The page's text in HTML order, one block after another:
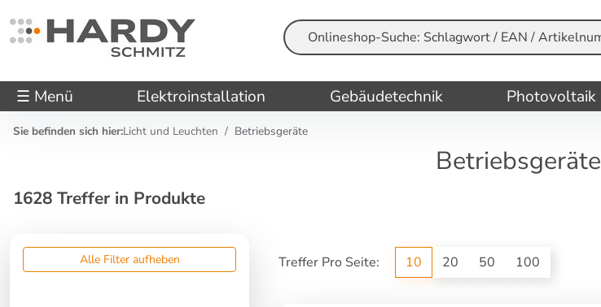
Suche
☰ Menü Elektroinstallation Gebäudetechnik Photovoltaik
Sie befinden sich hier:Licht und Leuchten Betriebsgeräte
Betriebsgeräte
1628 Treffer in Produkte
Alle Filter aufheben Treffer Pro Seite: 10 20 50 100